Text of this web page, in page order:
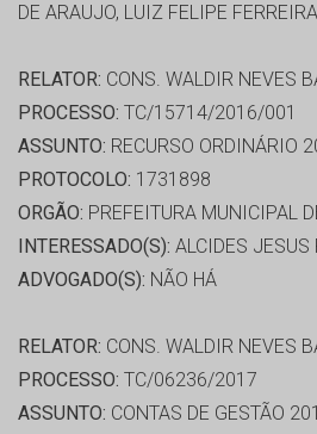
DE ARAUJO, LUIZ FELIPE
RELATOR: CONS. WALDIR NEVES
PROCESSO: TC/15714/2016/001
ASSUNTO: RECURSO ORDINÁRIO
PROTOCOLO: 1731898
ORGÃO: PREFEITURA MUNICIPAL
INTERESSADO(S): ALCIDES JESUS
ADVOGADO(S): NÃO HÁ
RELATOR: CONS. WALDIR NEVES
PROCESSO: TC/06236/2017
ASSUNTO: CONTAS DE GESTÃO